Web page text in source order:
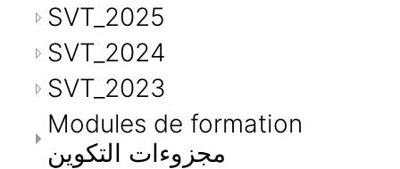
SVT_2025
SVT_2024
SVT_2023
Modules de formation
مجزوءات التكوين